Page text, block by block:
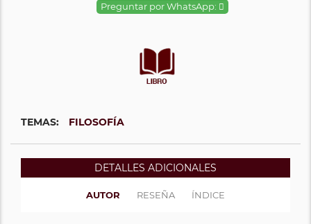
Preguntar por WhatsApp:
TEMAS: FILOSOFÍA
DETALLES ADICIONALES
AUTOR RESEÑA ÍNDICE